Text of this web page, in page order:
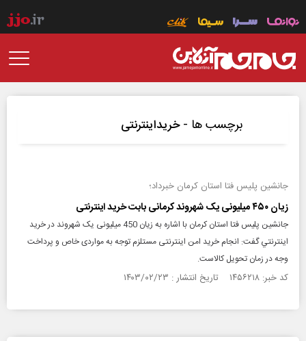
برچسب ها -خریداینترنتی
جانشین پلیس فتا استان کرمان خبرداد؛
زیان ۴۵۰ میلیونی یک شهروند کرمانی بابت خرید اینترنتی
جانشین پلیس فتا استان کرمان با اشاره به زیان 450 میلیونی یک شهروند در خريد
اينترنتي گفت: انجام خرید امن اینترنتی مستلزم توجه به مواردی خاص و پرداخت
وجه در زمان تحویل کالاست.
کد خبر: ۱۴۵۶۲۱۸ تاریخ انتشار : ۱۴۰۳/۰۲/۲۳